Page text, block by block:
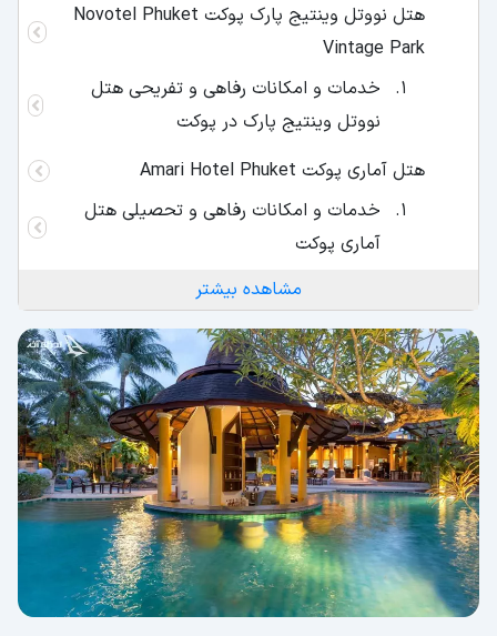
هتل نووتل وینتیج پارک پوکت Novotel Phuket
Vintage Park
خدمات و امکانات رفاهی و تفریحی هتل
نووتل وینتیج پارک در پوکت
هتل آماری پوکت Amari Hotel Phuket
خدمات و امکانات رفاهی و تحصیلی هتل
آماری پوکت
هتل کی ریزورت پوکت Kee Resort Phuket
خدمات و امکانات رفاهی و تفریحی هتل کی
ریزورت پوکت
هتل دوآنجیت پوکت Duangjitt Resort Phuket
خدمات و امکانات رفاهی و تفریحی هتل
دوانجیت پوکت
هتل ۴ ستاره نووتل ریزورت پوکت Novotel
Resort Poket
امکانات و خدمات رفاهی و تفریحی هتل
مشاهده بیشتر